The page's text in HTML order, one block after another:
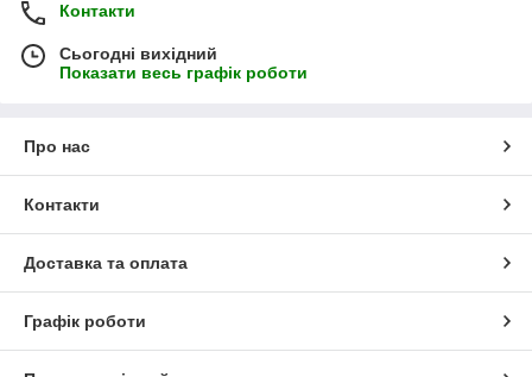
Контакти
Сьогодні вихідний
Показати весь графік роботи
Про нас
Контакти
Доставка та оплата
Графік роботи